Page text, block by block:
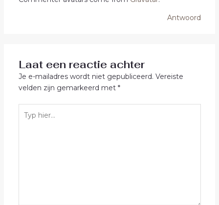
Antwoord
Laat een reactie achter
Je e-mailadres wordt niet gepubliceerd. Vereiste
velden zijn gemarkeerd met *
hier...